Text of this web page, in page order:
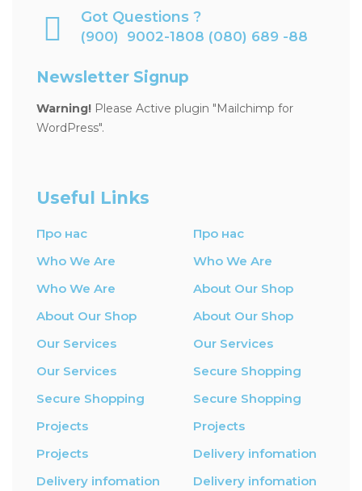
Got Questions ?
(900) 9002-1808 (080) 689 -88
Newsletter Signup
Warning! Please Active plugin "Mailchimp for
WordPress".
Useful Links
Про нас
Про нас
Who We Are
Who We Are
Who We Are
About Our Shop
About Our Shop
About Our Shop
Our Services
Our Services
Our Services
Secure Shopping
Secure Shopping
Secure Shopping
Projects
Projects
Projects
Delivery infomation
Delivery infomation
Delivery infomation